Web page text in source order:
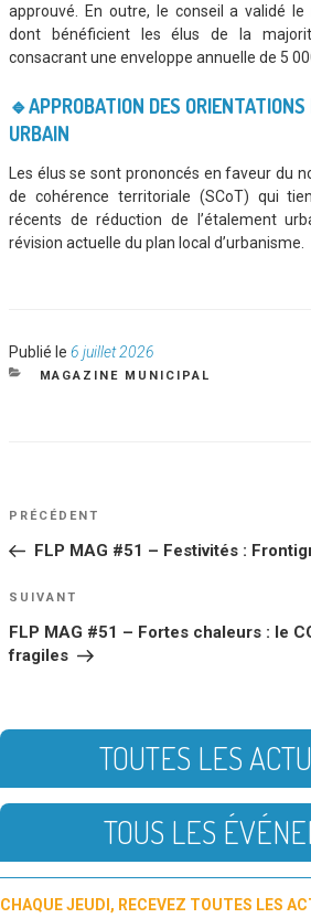
approuvé. En outre, le conseil a validé
dont bénéficient les élus de la
consacrant une enveloppe annuelle de 5
🔹APPROBATION DES ORIENTATIONS
URBAIN
Les élus se sont prononcés en faveur du
de cohérence territoriale (SCoT) qui
récents de réduction de l’étalement
révision actuelle du plan local d’urbanisme.
Publié le Publié
le
6 juillet 2026
CATÉGORIES
MAGAZINE MUNICIPAL
NAVIGATION
DE
Article
PRÉCÉDENT
FLP MAG #51 – Festivités :
Article
SUIVANT
FLP MAG #51 – Fortes chaleurs : le
fragiles
TOUTES LES
TOUS LES
CHAQUE JEUDI, RECEVEZ TOUTES LES